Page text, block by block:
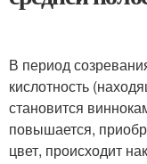
В период
кислотность
становится
повышается,
цвет, происходит